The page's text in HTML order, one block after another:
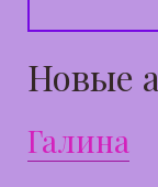
Новые
Галина